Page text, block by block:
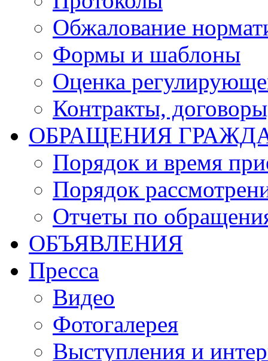
Обжалование
Формы и шаблоны
Оценка
Контракты,
ОБРАЩЕНИЯ
Порядок и время
Порядок
Отчеты по
ОБЪЯВЛЕНИЯ
Пресса
Видео
Фотогалерея
Выступления и